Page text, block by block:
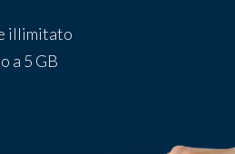
illimitato
a 5 GB